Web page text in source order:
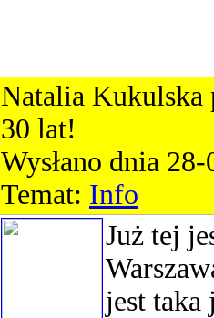
Natalia Kukulska
30 lat!
Wysłano dnia
Temat: Info
Już tej
jest taka